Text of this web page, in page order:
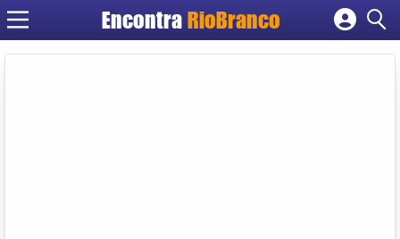
Encontra RioBranco
Cadastrar empresa